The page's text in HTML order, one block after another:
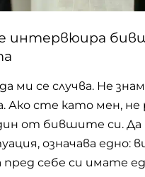
интервюира
ми се случва. Не
Ако сте като мен, не
от бившите си. Да
означава едно:
пред себе си имате